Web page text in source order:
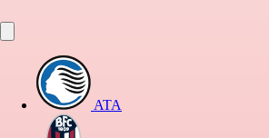
ATA